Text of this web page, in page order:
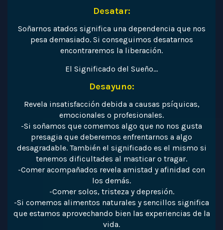
Desatar:
Soñarnos atados significa una dependencia que nos
pesa demasiado. Si conseguimos desatarnos
encontraremos la liberación.
El Significado del Sueño…
Desayuno:
Revela insatisfacción debida a causas psíquicas,
emocionales o profesionales.
-Si soñamos que comemos algo que no nos gusta
presagia que deberemos enfrentarnos a algo
desagradable. También el significado es el mismo si
tenemos dificultades al masticar o tragar.
-Comer acompañados revela amistad y afinidad con
los demás.
-Comer solos, tristeza y depresión.
-Si comemos alimentos naturales y sencillos significa
que estamos aprovechando bien las experiencias de la
vida.